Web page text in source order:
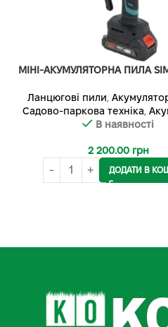
МІНІ-АКУМУЛЯТОРНА ПИЛА
Ланцюгові пили,
Садово-паркова техніка,
В наявності
2 200.00 грн
ДОДАТИ В